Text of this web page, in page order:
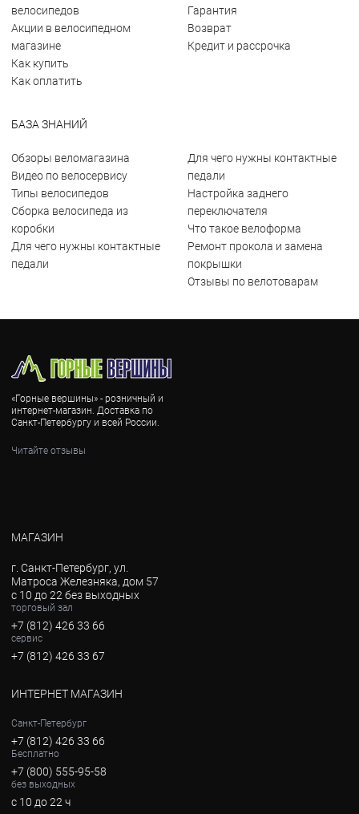
велосипедов
Акции в велосипедном
магазине
Как купить
Как оплатить
Гарантия
Возврат
Кредит и рассрочка
БАЗА ЗНАНИЙ
Обзоры веломагазина
Видео по велосервису
Типы велосипедов
Сборка велосипеда из
коробки
Для чего нужны контактные
педали
Для чего нужны контактные
педали
Настройка заднего
переключателя
Что такое велоформа
Ремонт прокола и замена
покрышки
Отзывы по велотоварам
«Горные вершины» - розничный и
интернет-магазин. Доставка по
Санкт-Петербургу и всей России.
Читайте отзывы
МАГАЗИН
г. Санкт-Петербург, ул.
Матроса Железняка, дом 57
с 10 до 22 без выходных
торговый зал
+7 (812) 426 33 66
сервис
+7 (812) 426 33 67
ИНТЕРНЕТ МАГАЗИН
Санкт-Петербург
+7 (812) 426 33 66
Бесплатно
+7 (800) 555-95-58
без выходных
с 10 до 22 ч